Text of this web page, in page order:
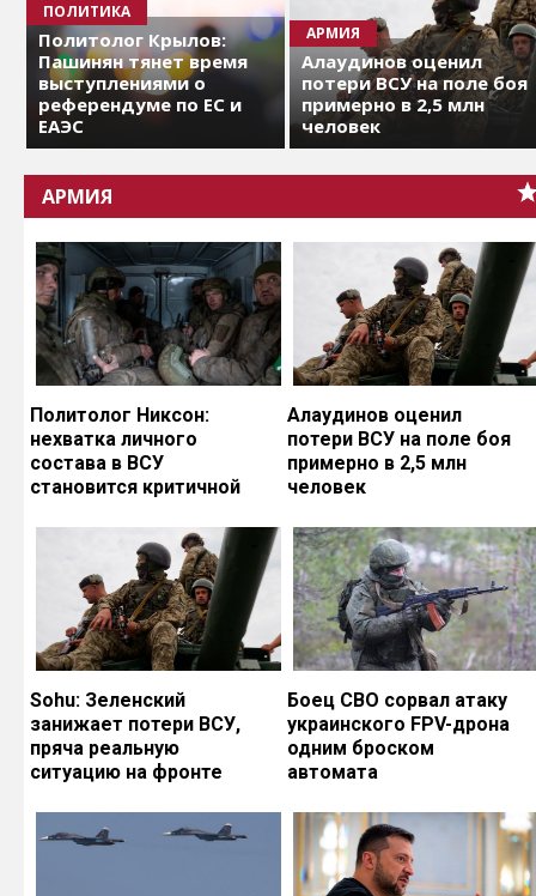
ПОЛИТИКА
Политолог Крылов:
Пашинян тянет время
выступлениями о
референдуме по ЕС и
ЕАЭС
АРМИЯ
Алаудинов оценил
потери ВСУ на поле боя
примерно в 2,5 млн
человек
АРМИЯ
Политолог Никсон:
нехватка личного
состава в ВСУ
становится критичной
Алаудинов оценил
потери ВСУ на поле боя
примерно в 2,5 млн
человек
Sohu: Зеленский
занижает потери ВСУ,
пряча реальную
ситуацию на фронте
Боец СВО сорвал атаку
украинского FPV-дрона
одним броском
автомата